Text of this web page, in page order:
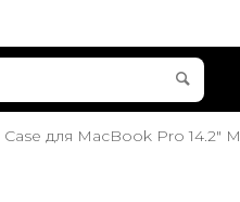
для MacBook Pro 14.2"